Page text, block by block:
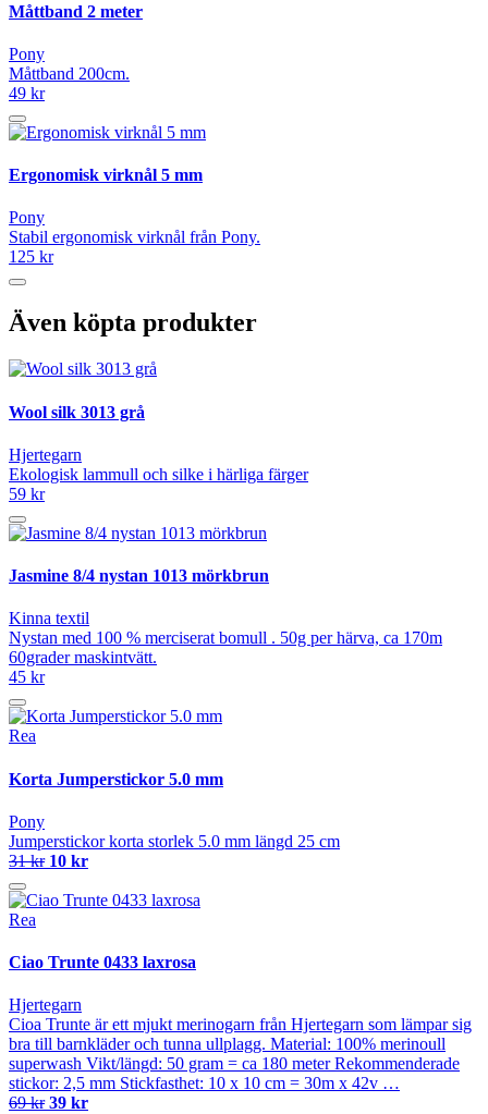
Måttband 2 meter
Pony
Måttband 200cm.
49 kr
Ergonomisk virknål 5 mm
Pony
Stabil ergonomisk virknål från Pony.
125 kr
Även köpta produkter
Wool silk 3013 grå
Hjertegarn
Ekologisk lammull och silke i härliga färger
59 kr
Jasmine 8/4 nystan 1013 mörkbrun
Kinna textil
Nystan med 100 % merciserat bomull . 50g per härva, ca 170m
60grader maskintvätt.
45 kr
Rea
Korta Jumperstickor 5.0 mm
Pony
Jumperstickor korta storlek 5.0 mm längd 25 cm
31 kr 10 kr
Rea
Ciao Trunte 0433 laxrosa
Hjertegarn
Cioa Trunte är ett mjukt merinogarn från Hjertegarn som lämpar sig
bra till barnkläder och tunna ullplagg. Material: 100% merinoull
superwash Vikt/längd: 50 gram = ca 180 meter Rekommenderade
stickor: 2,5 mm Stickfasthet: 10 x 10 cm = 30m x 42v …
69 kr 39 kr